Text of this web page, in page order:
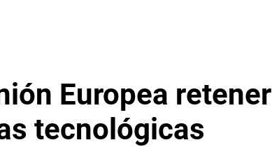
Europea retener
tecnológicas